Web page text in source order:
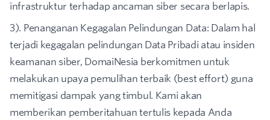
infrastruktur terhadap ancaman siber secara berlapis.
3). Penanganan Kegagalan Pelindungan Data: Dalam hal
terjadi kegagalan pelindungan Data Pribadi atau insiden
keamanan siber, DomaiNesia berkomitmen untuk
melakukan upaya pemulihan terbaik (best effort) guna
memitigasi dampak yang timbul. Kami akan
memberikan pemberitahuan tertulis kepada Anda